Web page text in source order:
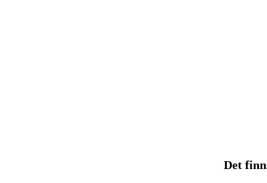
Det